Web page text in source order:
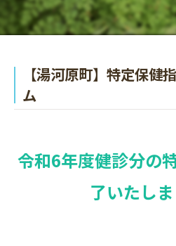
【湯河原町】特定保健
ム
令和6年度健診分の
了いたしま